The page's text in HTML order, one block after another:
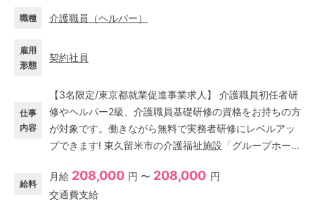
職種 介護職員（ヘルパー）
雇用
形態
契約社員
仕事
内容
【3名限定/東京都就業促進事業求人】 介護職員初任者研
修やヘルパー2級、介護職員基礎研修の資格をお持ちの方
が対象です。働きながら無料で実務者研修にレベルアッ
プできます! 東久留米市の介護福祉施設「グループホーム
す。 ##### [東京都介護職員就業促進事業について] お
仕事しながら、業務の一環として無料で「介護職員初任
給料
月給 208,000 円 〜 208,000 円
交通費支給